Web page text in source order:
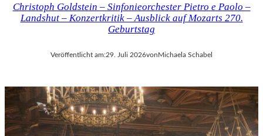
Christoph Goldstein – Sinfonieorchester Pietro e Paolo –
Landshut – Konzertkritik – Ausblick auf Mozarts 270.
Geburtstag
Veröffentlicht am:29. Juli 2026vonMichaela Schabel